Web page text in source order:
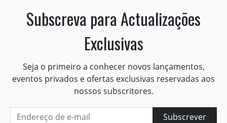
Subscreva para Actualizações
Exclusivas
Seja o primeiro a conhecer novos lançamentos,
eventos privados e ofertas exclusivas reservadas aos
nossos subscritores.
Subscrever